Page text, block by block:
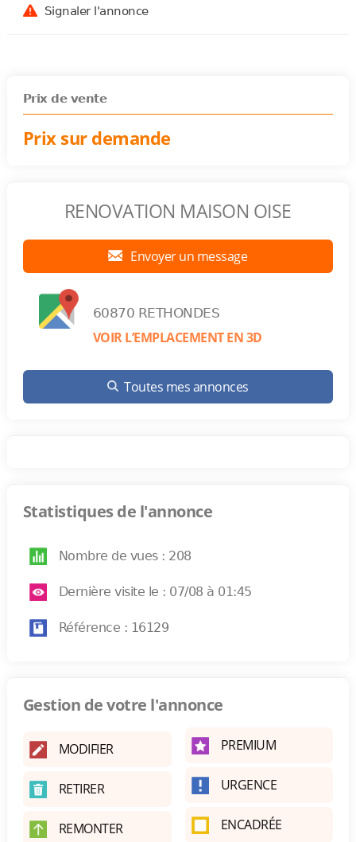
Signaler l'annonce
Prix de vente
Prix sur demande
RENOVATION MAISON OISE
Envoyer un message
60870 RETHONDES
VOIR L’EMPLACEMENT EN 3D
Toutes mes annonces
Statistiques de l'annonce
Nombre de vues : 208
Dernière visite le : 07/08 à 01:45
Référence : 16129
Gestion de votre l'annonce
MODIFIER
RETIRER
REMONTER
PREMIUM
URGENCE
ENCADRÉE